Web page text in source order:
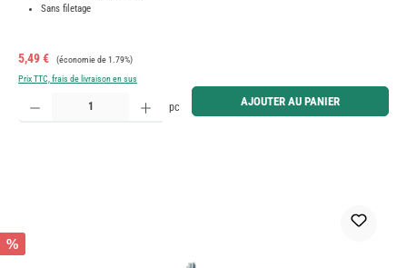
Sans filetage
Prix de vente :
5,49 € Prix régulier :
(économie de 1.79%)
Prix TTC, frais de livraison en sus
Quantité de produit : Entrez la quantité souhaitée ou utilisez les boutons pour augmenter ou
pc AJOUTER AU PANIER
%